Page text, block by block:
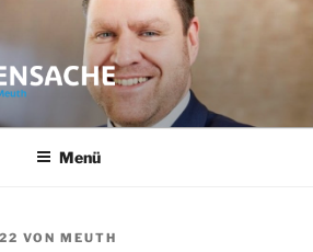
Menü
VON MEUTH